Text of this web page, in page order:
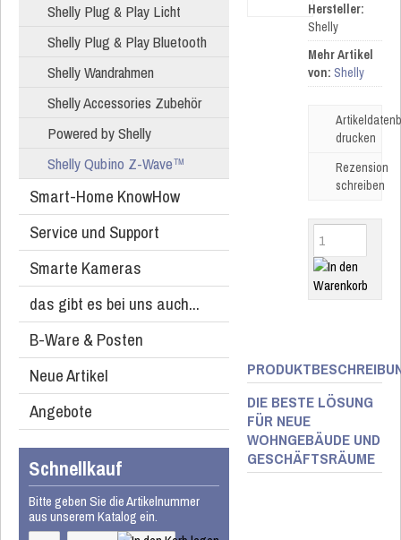
Shelly Plug & Play Licht
Shelly Plug & Play Bluetooth
Shelly Wandrahmen
Shelly Accessories Zubehör
Powered by Shelly
Shelly Qubino Z-Wave™
Smart-Home KnowHow
Service und Support
Smarte Kameras
das gibt es bei uns auch...
B-Ware & Posten
Neue Artikel
Angebote
Schnellkauf
Bitte geben Sie die Artikelnummer
aus unserem Katalog ein.
Hersteller:
Shelly
Mehr Artikel
von: Shelly
drucken
Rezension
schreiben
DIE BESTE LÖSUNG
FÜR NEUE
WOHNGEBÄUDE UND
GESCHÄFTSRÄUME